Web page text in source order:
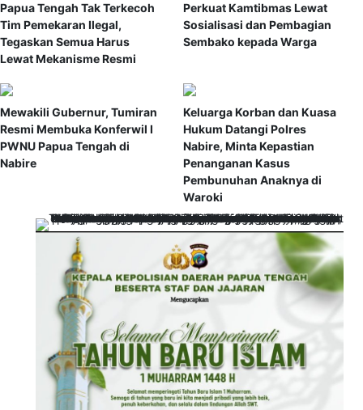
Papua Tengah Tak Terkecoh
Tim Pemekaran Ilegal,
Tegaskan Semua Harus
Lewat Mekanisme Resmi
Perkuat Kamtibmas Lewat
Sosialisasi dan Pembagian
Sembako kepada Warga
Mewakili Gubernur, Tumiran
Resmi Membuka Konferwil I
PWNU Papua Tengah di
Nabire
Keluarga Korban dan Kuasa
Hukum Datangi Polres
Nabire, Minta Kepastian
Penanganan Kasus
Pembunuhan Anaknya di
Waroki